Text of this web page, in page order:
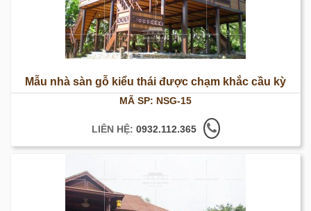
Mẫu nhà sàn gỗ kiểu thái được chạm khắc cầu kỳ
MÃ SP: NSG-15
LIÊN HỆ: 0932.112.365